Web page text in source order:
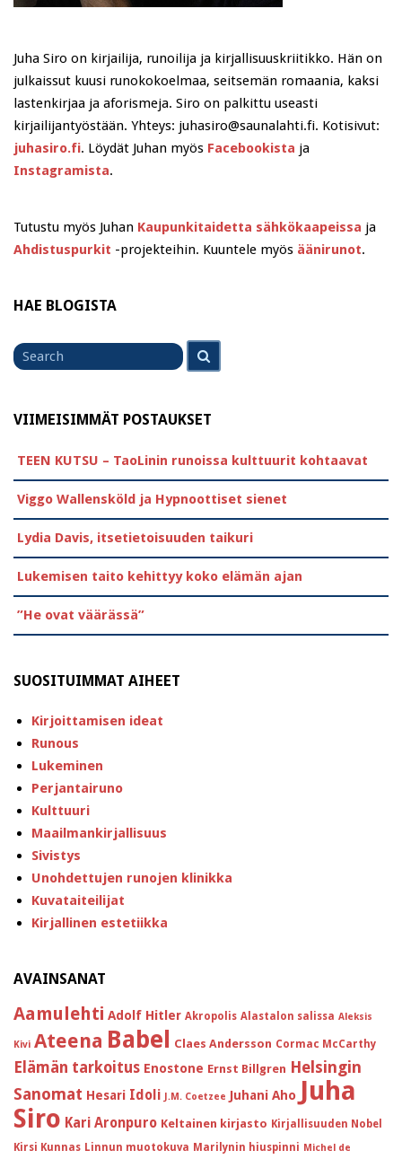
Juha Siro on kirjailija, runoilija ja kirjallisuuskriitikko. Hän on
julkaissut kuusi runokokoelmaa, seitsemän romaania, kaksi
lastenkirjaa ja aforismeja. Siro on palkittu useasti
kirjailijantyöstään. Yhteys: juhasiro@saunalahti.fi. Kotisivut:
juhasiro.fi. Löydät Juhan myös Facebookista ja
Instagramista.
Tutustu myös Juhan Kaupunkitaidetta sähkökaapeissa ja
Ahdistuspurkit -projekteihin. Kuuntele myös äänirunot.
HAE BLOGISTA
Search
for
VIIMEISIMMÄT POSTAUKSET
TEEN KUTSU – TaoLinin runoissa kulttuurit kohtaavat
Viggo Wallensköld ja Hypnoottiset sienet
Lydia Davis, itsetietoisuuden taikuri
Lukemisen taito kehittyy koko elämän ajan
”He ovat väärässä”
SUOSITUIMMAT AIHEET
Kirjoittamisen ideat
Runous
Lukeminen
Perjantairuno
Kulttuuri
Maailmankirjallisuus
Sivistys
Unohdettujen runojen klinikka
Kuvataiteilijat
Kirjallinen estetiikka
AVAINSANAT
Aamulehti Adolf Hitler Akropolis Alastalon salissa Aleksis
Kivi Ateena Babel Claes Andersson Cormac McCarthy
Elämän tarkoitus Enostone Ernst Billgren Helsingin
Sanomat Hesari Idoli J.M. Coetzee Juhani Aho Juha
Siro Kari Aronpuro Keltainen kirjasto Kirjallisuuden Nobel
Kirsi Kunnas Linnun muotokuva Marilynin hiuspinni Michel de